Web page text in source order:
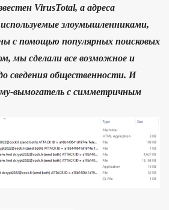
VirusTotal, а адреса
злоумышленниками,
с помощью популярных поисковых
мы сделали все возможное и
сведения общественности. И
вымогатель с симметричным